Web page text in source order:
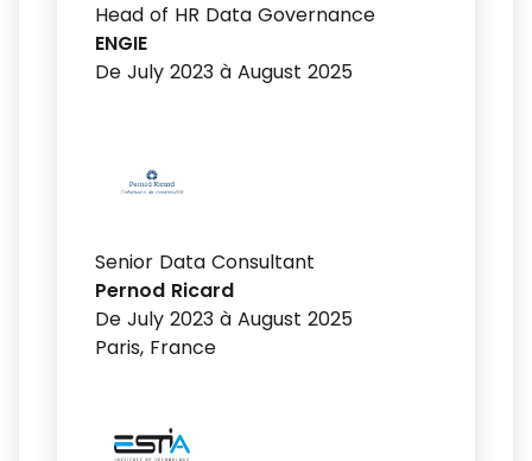
Head of HR Data Governance
ENGIE
De July 2023 à August 2025
Senior Data Consultant
Pernod Ricard
De July 2023 à August 2025
Paris, France